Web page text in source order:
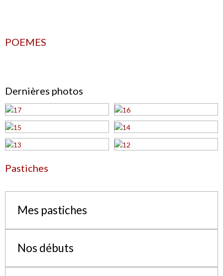
POEMES
Dernières photos
Pastiches
Mes pastiches
Nos débuts